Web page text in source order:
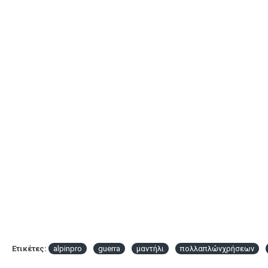
Ετικέτες: alpinpro guerra μαντήλι πολλαπλώνχρήσεων